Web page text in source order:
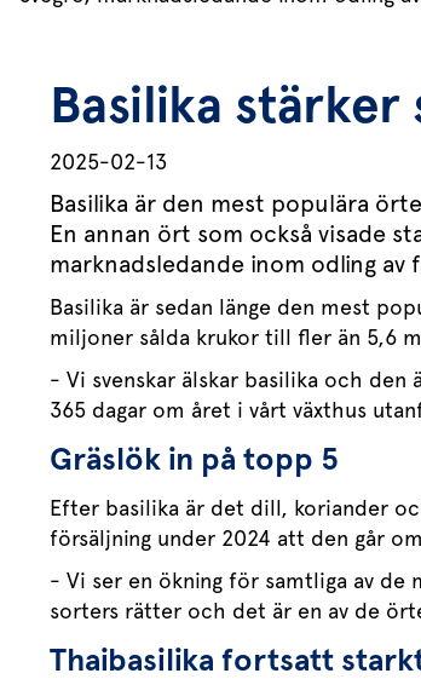
Basilika
2025-02-13
Basilika är den mest populära
En annan ört som också visade
marknadsledande inom odling
Basilika är sedan länge den mest
miljoner sålda krukor till fler än 5,6
- Vi svenskar älskar basilika och
365 dagar om året i vårt växthus
Gräslök in på topp 5
Efter basilika är det dill, koriander
försäljning under 2024 att den går
- Vi ser en ökning för samtliga av de
sorters rätter och det är en av de
Thaibasilika fortsatt